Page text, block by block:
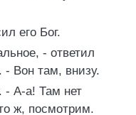
его Бог.
- ответил
- Вон там, внизу.
- А-а! Там нет
ж, посмотрим.